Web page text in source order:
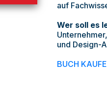
auf
Wer soll es
und Design-
BUCH